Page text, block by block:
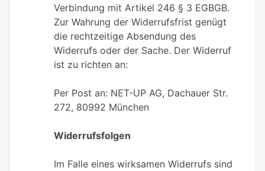
Verbindung mit Artikel 246 § 3 EGBGB.
Zur Wahrung der Widerrufsfrist genügt
die rechtzeitige Absendung des
Widerrufs oder der Sache. Der Widerruf
ist zu richten an:
Per Post an: NET-UP AG, Dachauer Str.
272, 80992 München
Widerrufsfolgen
Im Falle eines wirksamen Widerrufs sind